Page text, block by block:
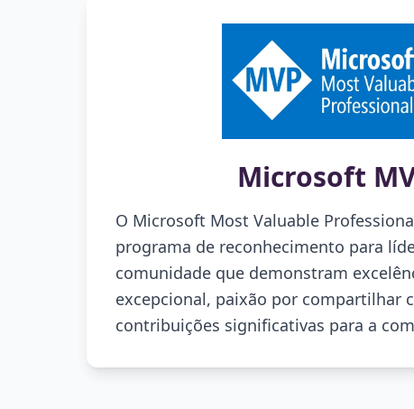
Microsoft
O Microsoft Most Valuable
programa de reconhecimento para
comunidade que demonstram
excepcional, paixão por compartilhar
contribuições significativas para a